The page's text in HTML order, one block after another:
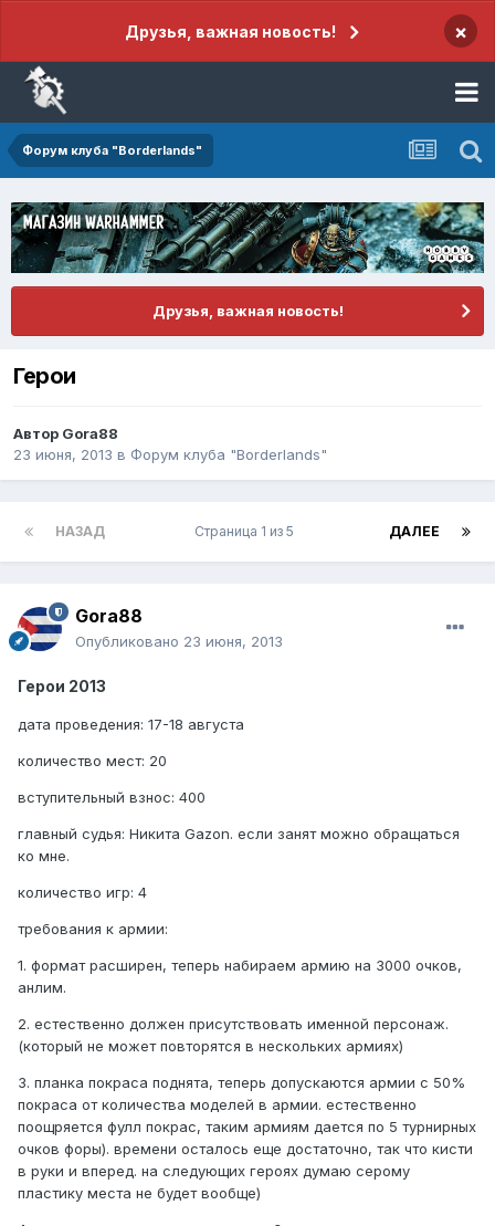
Друзья, важная новость! ×
Форум клуба "Borderlands"
Друзья, важная новость!
Герои
Автор Gora88
23 июня, 2013 в Форум клуба "Borderlands"
НАЗАД ДАЛЕЕ
Страница 1 из 5
Gora88
Опубликовано 23 июня, 2013
Герои 2013
дата проведения: 17-18 августа
количество мест: 20
вступительный взнос: 400
главный судья: Никита Gazon. если занят можно обращаться
ко мне.
количество игр: 4
требования к армии:
1. формат расширен, теперь набираем армию на 3000 очков,
анлим.
2. естественно должен присутствовать именной персонаж.
(который не может повторятся в нескольких армиях)
3. планка покраса поднята, теперь допускаются армии с 50%
покраса от количества моделей в армии. естественно
поощряется фулл покрас, таким армиям дается по 5 турнирных
очков форы). времени осталось еще достаточно, так что кисти
в руки и вперед. на следующих героях думаю серому
пластику места не будет вообще)